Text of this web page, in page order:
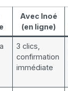
Avec Inoé
(en ligne)
3 clics,
confirmation
immédiate